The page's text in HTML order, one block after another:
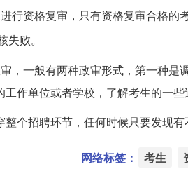
行资格复审，只有资格复审合格
失败。
，一般有两种政审形式，第一种
作单位或者学校，了解考生的一些
个招聘环节，任何时候只要发现有
网络标签： 考生